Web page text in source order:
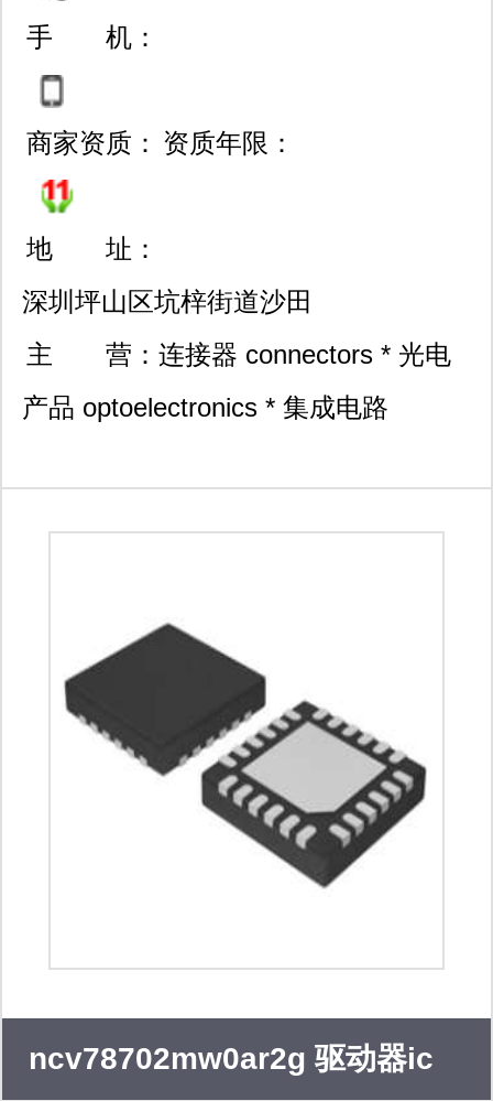
-83722245/0791-86227604
手 机：
商家资质： 资质年限：
地 址：
深圳坪山区坑梓街道沙田
开沃大厦c座1813室
主 营： 连接器 connectors * 光电
产品 optoelectronics * 集成电路
ncv78702mw0ar2g 驱动器ic